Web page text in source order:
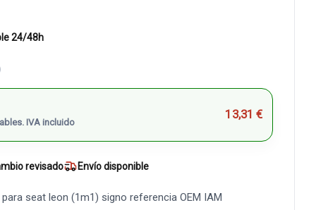
24/48h
IVA incluido
13,31 €
revisado Envío disponible
seat leon (1m1) signo referencia OEM IAM